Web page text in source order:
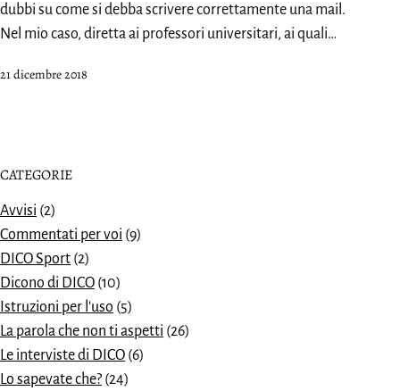
dubbi su come si debba scrivere correttamente una mail.
Nel mio caso, diretta ai professori universitari, ai quali…
Pubblicato
21 dicembre 2018
CATEGORIE
Avvisi (2)
Commentati per voi (9)
DICO Sport (2)
Dicono di DICO (10)
Istruzioni per l'uso (5)
La parola che non ti aspetti (26)
Le interviste di DICO (6)
Lo sapevate che? (24)